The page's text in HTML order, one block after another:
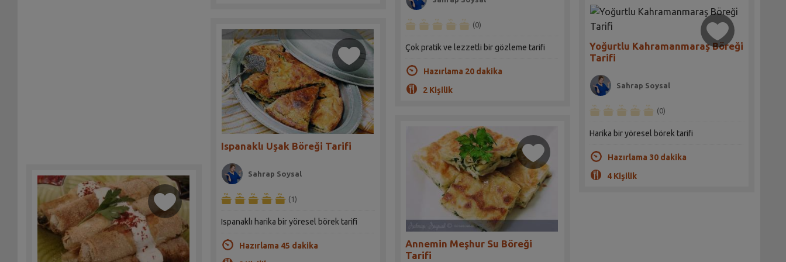
Ispanaklı Uşak Böreği Tarifi
Sahrap Soysal
(1)
Ispanaklı harika bir yöresel börek tarifi
Hazırlama 45 dakika
(0)
Çok pratik ve lezzetli bir gözleme tarifi
Hazırlama 20 dakika
2 Kişilik
Annemin Meşhur Su Böreği
Tarifi
Yoğurtlu Kahramanmaraş Böreği
Tarifi
Sahrap Soysal
(0)
Harika bir yöresel börek tarifi
Hazırlama 30 dakika
4 Kişilik